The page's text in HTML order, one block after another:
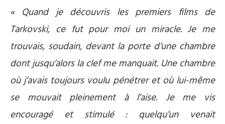
« Quand je découvris les premiers films de
Tarkovski, ce fut pour moi un miracle. Je me
trouvais, soudain, devant la porte d’une chambre
dont jusqu’alors la clef me manquait. Une chambre
où j’avais toujours voulu pénétrer et où lui-même
se mouvait pleinement à l’aise. Je me vis
encouragé et stimulé : quelqu’un venait